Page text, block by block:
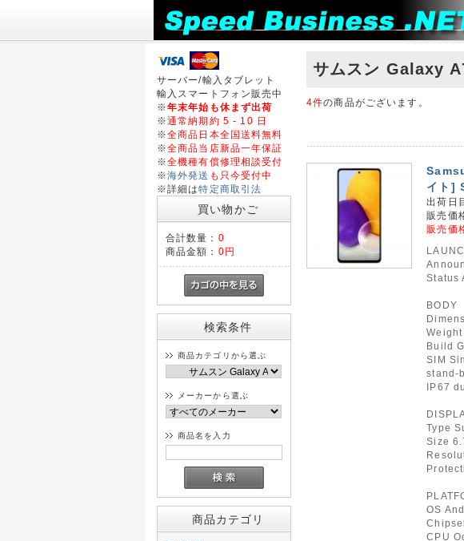
サーバー/輸入タブレット
輸入スマートフォン販売中
※年末年始も休まず出荷
※通常納期約 5 - 10 日
※全商品日本全国送料無料
※全商品当店新品一年保証
※全機種有償修理相談受付
※海外発送 も只今受付中
※詳細は特定商取引法
買い物かご
合計数量： 0
商品金額： 0円
検索条件
商品カテゴリから選ぶ
メーカーから選ぶ
商品名を入力
商品カテゴリ
サムスン Galaxy
4件の商品がございます。
イト]
出荷日
販売価
販売価
Status
BODY
Build
SIM
stand-
IP67
Type
Size
OS
CPU